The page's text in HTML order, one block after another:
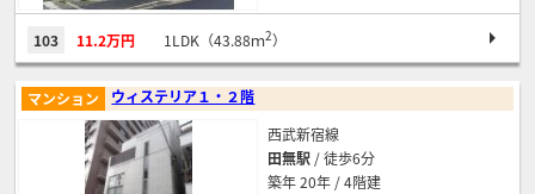
103 11.2万円 1LDK（43.88ｍ2）
ウィステリア１・２階
マンション
西武新宿線
田無駅 / 徒歩6分
築年 20年 / 4階建